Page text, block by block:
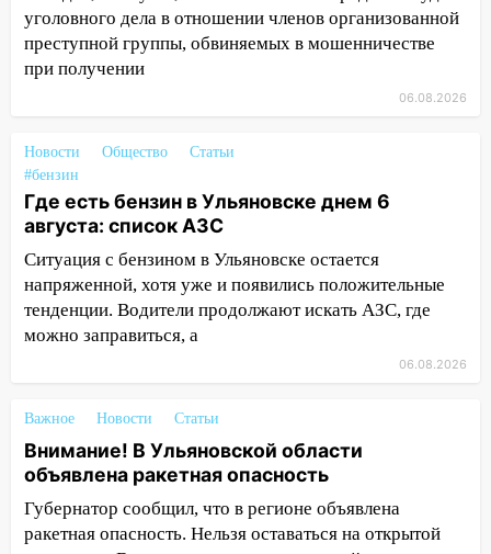
12:28 Миллион на «льготниках»: в
Ульяновской области перевозчик
12:10
Ульяновский алиментщик накопил
120 тысяч долга
11:49 Снят режим «Ракетная
опасность» на территории Ульяновской
области
11:30 Кабмин РФ разрешил до 1 июля
2027 года импорт, выпуск и обращение
врезался в забор
10:27 Где есть бензин в Ульяновске
днем 6 августа: список АЗС
10:16 Внимание! В Ульяновской области
уголовного дела в отношении членов организованной
преступной группы, обвиняемых в мошенничестве
при получении
06.08.2026
Новости Общество
Статьи
#бензин
Где есть бензин в Ульяновске днем 6
августа: список АЗС
Ситуация с бензином в Ульяновске остается
напряженной, хотя уже и появились положительные
тенденции. Водители продолжают искать АЗС, где
можно заправиться, а
06.08.2026
Важное Новости Статьи
Внимание! В Ульяновской области
объявлена ракетная опасность
Губернатор сообщил, что в регионе объявлена
ракетная опасность. Нельзя оставаться на открытой